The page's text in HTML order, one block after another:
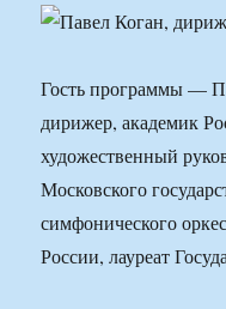
Гость программы —
дирижер, академик
художественный
Московского
симфонического
России, лауреат